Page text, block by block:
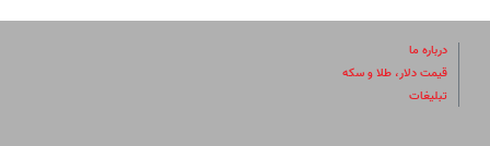
درباره ما
قیمت دلار، طلا و سکه
تبلیغات